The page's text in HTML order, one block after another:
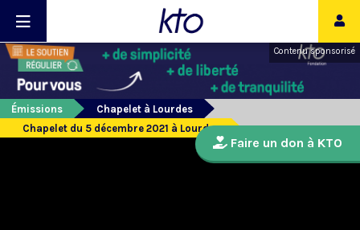
Contenu sponsorisé
Émissions
Chapelet à Lourdes
Chapelet du 5 décembre 2021 à Lourdes
Faire un don à KTO